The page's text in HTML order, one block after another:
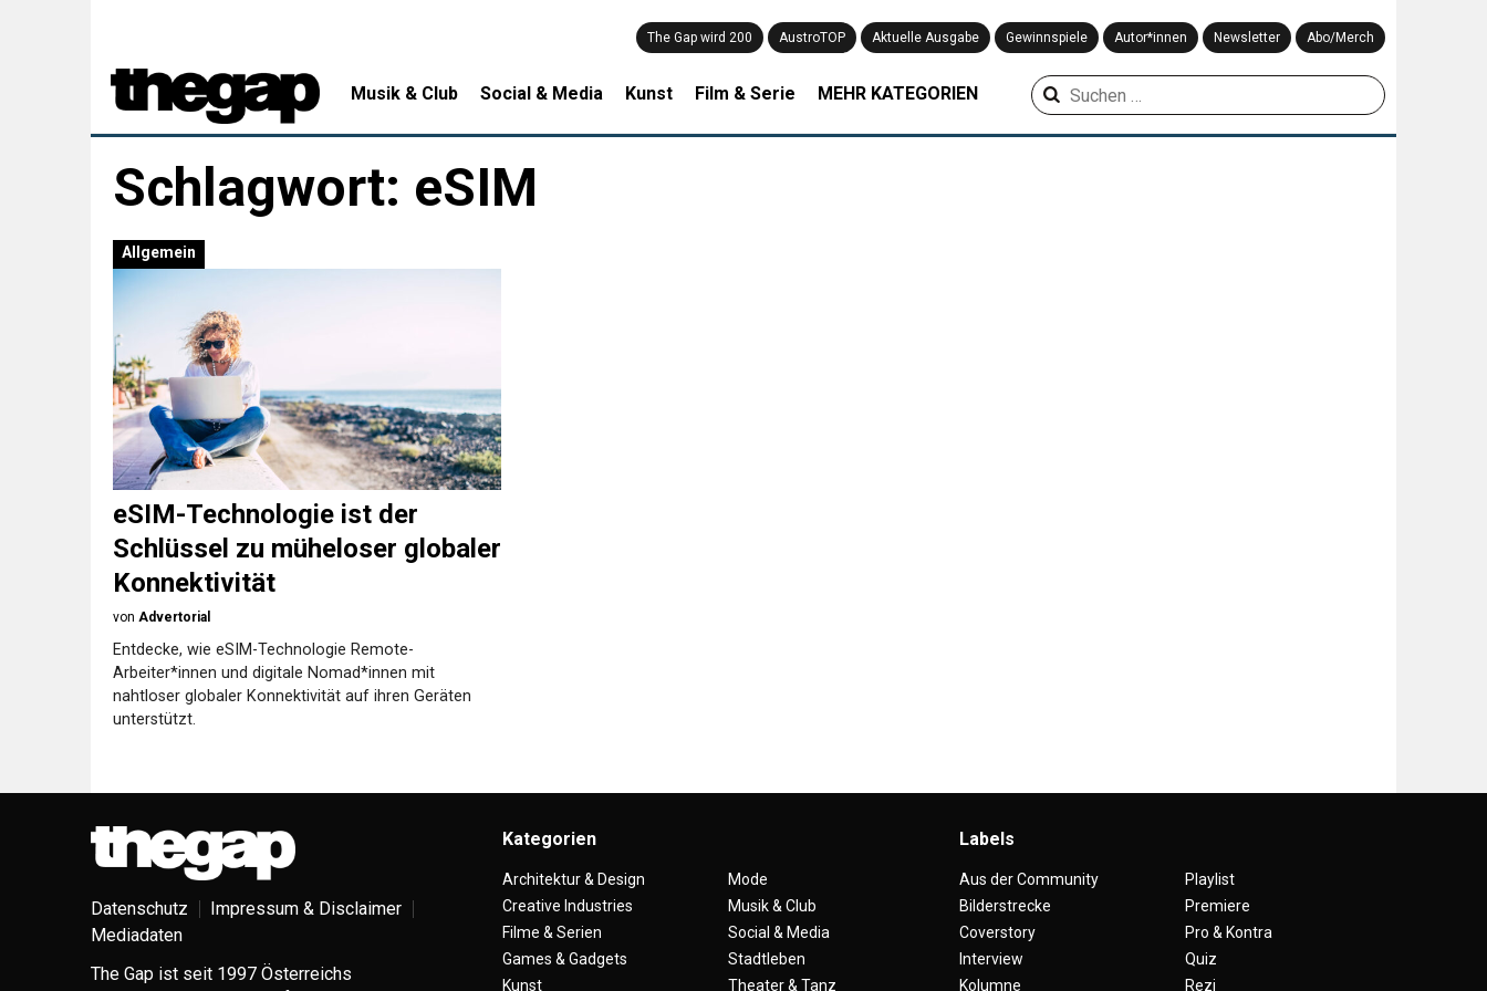
The Gap wird 200 AustroTOP Aktuelle Ausgabe Gewinnspiele Autor*innen Newsletter Abo/Merch
Musik & Club Social & Media Kunst Film & Serie MEHR KATEGORIEN
Suchen
nach:
Schlagwort: eSIM
Allgemein
eSIM-Technologie ist der
Schlüssel zu müheloser globaler
Konnektivität
von Advertorial
Entdecke, wie eSIM-Technologie Remote-
Arbeiter*innen und digitale Nomad*innen mit
nahtloser globaler Konnektivität auf ihren Geräten
unterstützt.
Datenschutz
Impressum & Disclaimer
Mediadaten
The Gap ist seit 1997 Österreichs
Kategorien
Architektur & Design
Creative Industries
Filme & Serien
Games & Gadgets
Kunst
Mode
Musik & Club
Social & Media
Stadtleben
Theater & Tanz
Labels
Aus der Community
Bilderstrecke
Coverstory
Interview
Kolumne
Playlist
Premiere
Pro & Kontra
Quiz
Rezi